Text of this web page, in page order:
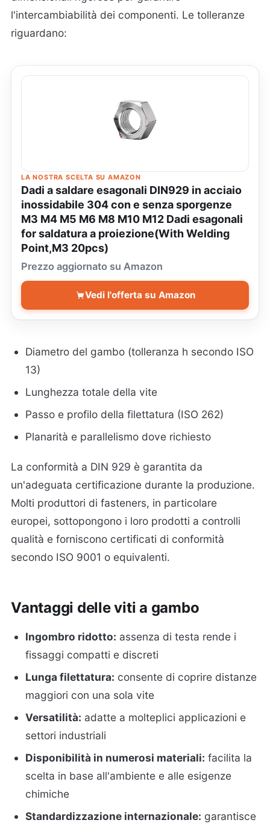
l'intercambiabilità dei componenti. Le tolleranze
riguardano:
LA NOSTRA SCELTA SU AMAZON
Dadi a saldare esagonali DIN929 in acciaio
inossidabile 304 con e senza sporgenze
M3 M4 M5 M6 M8 M10 M12 Dadi esagonali
for saldatura a proiezione(With Welding
Point,M3 20pcs)
Prezzo aggiornato su Amazon
Vedi l'offerta su Amazon
Diametro del gambo (tolleranza h secondo ISO
13)
Lunghezza totale della vite
Passo e profilo della filettatura (ISO 262)
Planarità e parallelismo dove richiesto
La conformità a DIN 929 è garantita da
un'adeguata certificazione durante la produzione.
Molti produttori di fasteners, in particolare
europei, sottopongono i loro prodotti a controlli
qualità e forniscono certificati di conformità
secondo ISO 9001 o equivalenti.
Vantaggi delle viti a gambo
Ingombro ridotto: assenza di testa rende i
fissaggi compatti e discreti
Lunga filettatura: consente di coprire distanze
maggiori con una sola vite
Versatilità: adatte a molteplici applicazioni e
settori industriali
Disponibilità in numerosi materiali: facilita la
scelta in base all'ambiente e alle esigenze
chimiche
Standardizzazione internazionale: garantisce